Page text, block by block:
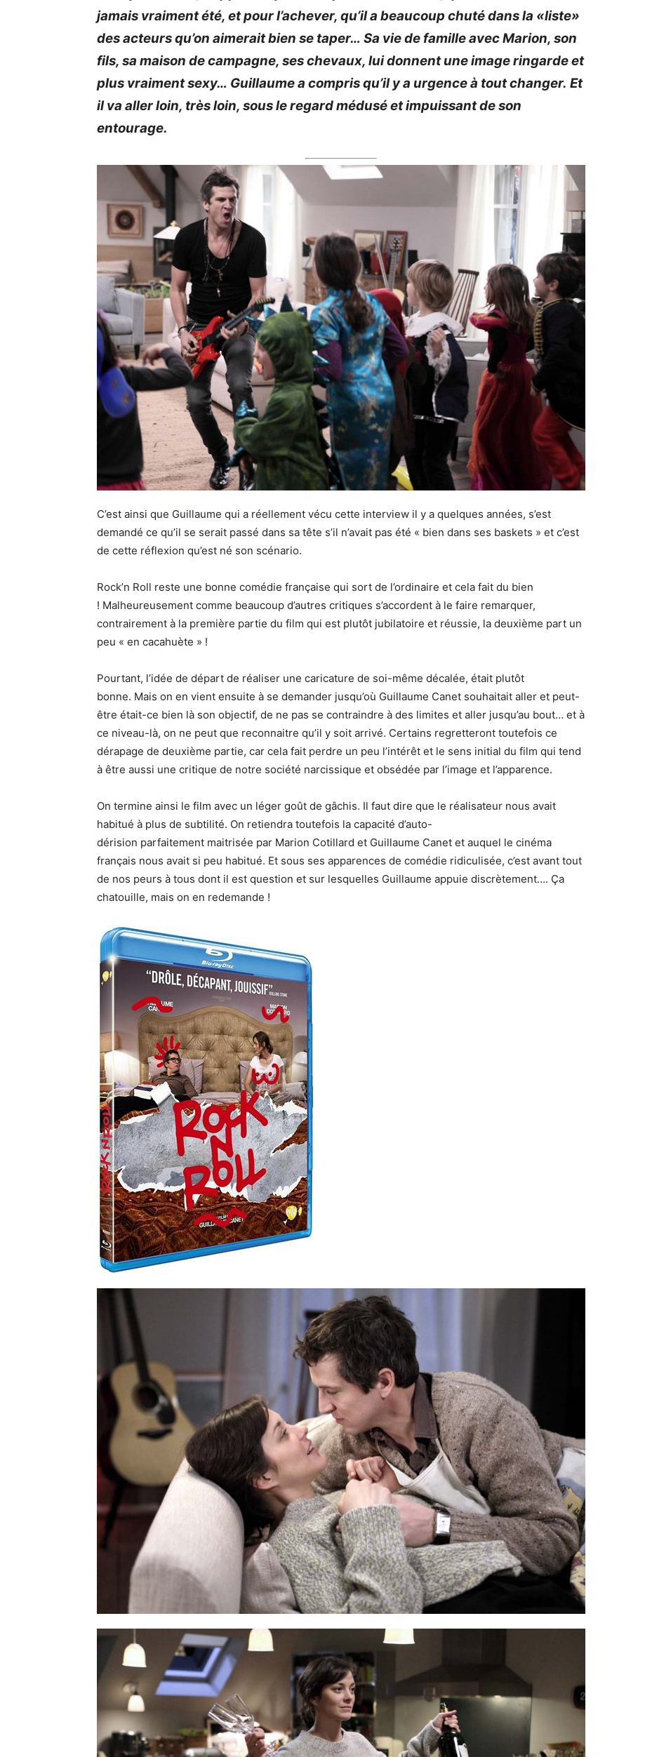
jamais vraiment été, et pour l’achever, qu’il a beaucoup chuté dans la «liste»
des acteurs qu’on aimerait bien se taper… Sa vie de famille avec Marion, son
fils, sa maison de campagne, ses chevaux, lui donnent une image ringarde et
plus vraiment sexy… Guillaume a compris qu’il y a urgence à tout changer. Et
il va aller loin, très loin, sous le regard médusé et impuissant de son
entourage.
C’est ainsi que Guillaume qui a réellement vécu cette interview il y a quelques années, s’est
demandé ce qu’il se serait passé dans sa tête s’il n’avait pas été « bien dans ses baskets » et c’est
de cette réflexion qu’est né son scénario.
Rock’n Roll reste une bonne comédie française qui sort de l’ordinaire et cela fait du bien
! Malheureusement comme beaucoup d’autres critiques s’accordent à le faire remarquer,
contrairement à la première partie du film qui est plutôt jubilatoire et réussie, la deuxième part un
peu « en cacahuète » !
Pourtant, l’idée de départ de réaliser une caricature de soi-même décalée, était plutôt
bonne. Mais on en vient ensuite à se demander jusqu’où Guillaume Canet souhaitait aller et peut-
être était-ce bien là son objectif, de ne pas se contraindre à des limites et aller jusqu’au bout… et à
ce niveau-là, on ne peut que reconnaitre qu’il y soit arrivé. Certains regretteront toutefois ce
dérapage de deuxième partie, car cela fait perdre un peu l’intérêt et le sens initial du film qui tend
à être aussi une critique de notre société narcissique et obsédée par l’image et l’apparence.
On termine ainsi le film avec un léger goût de gâchis. Il faut dire que le réalisateur nous avait
habitué à plus de subtilité. On retiendra toutefois la capacité d’auto-
dérision parfaitement maitrisée par Marion Cotillard et Guillaume Canet et auquel le cinéma
français nous avait si peu habitué. Et sous ses apparences de comédie ridiculisée, c’est avant tout
de nos peurs à tous dont il est question et sur lesquelles Guillaume appuie discrètement…. Ça
chatouille, mais on en redemande !